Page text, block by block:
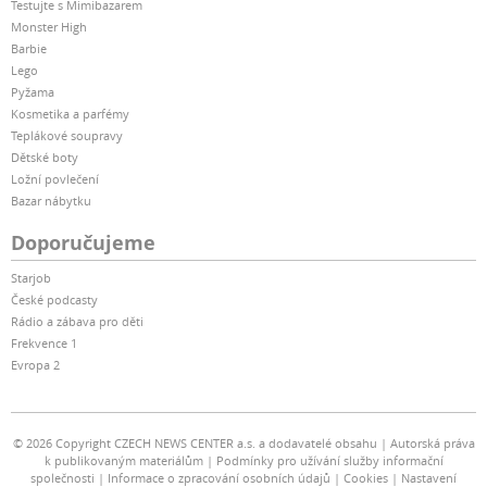
Testujte s Mimibazarem
Monster High
Barbie
Lego
Pyžama
Kosmetika a parfémy
Teplákové soupravy
Dětské boty
Ložní povlečení
Bazar nábytku
Doporučujeme
Starjob
České podcasty
Rádio a zábava pro děti
Frekvence 1
Evropa 2
© 2026 Copyright CZECH NEWS CENTER a.s. a dodavatelé obsahu
Autorská práva
k publikovaným materiálům
Podmínky pro užívání služby informační
společnosti
Informace o zpracování osobních údajů Cookies Nastavení